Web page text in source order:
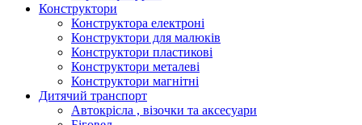
Конструктори
Конструктора електроні
Конструктори для малюків
Конструктори пластикові
Конструктори металеві
Конструктори магнітні
Дитячий транспорт
Автокрісла , візочки та аксесуари